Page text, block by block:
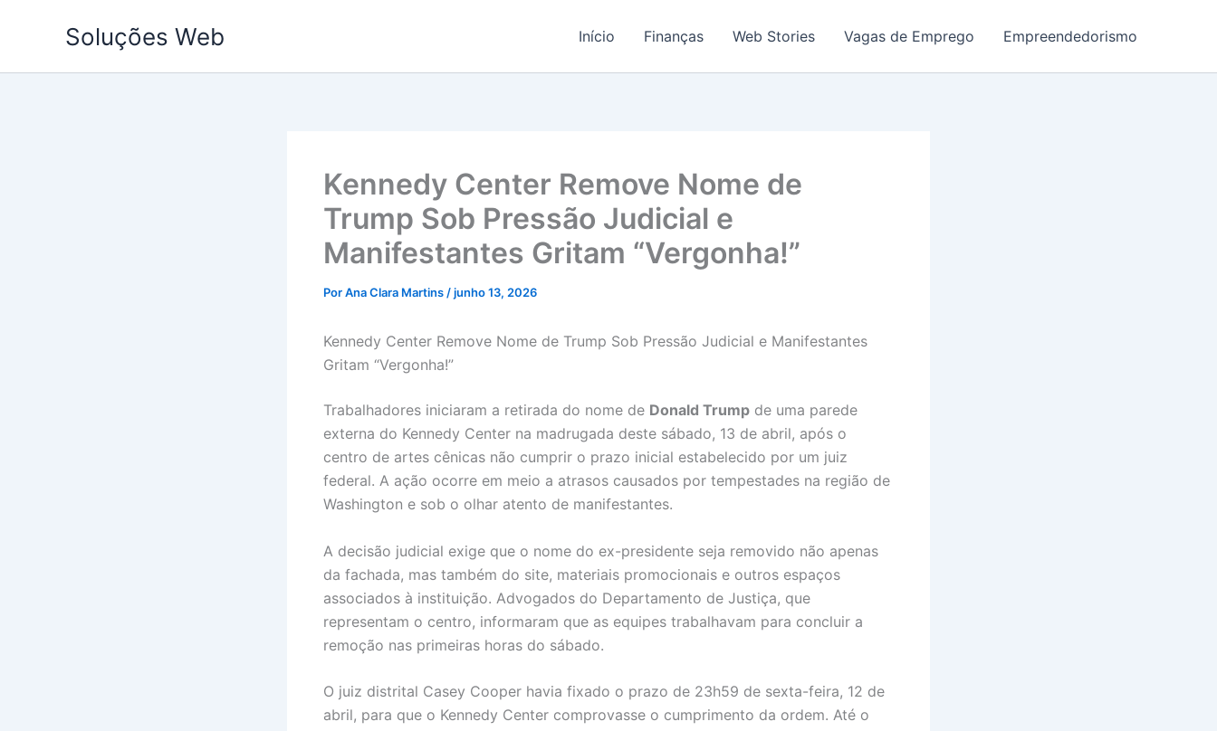
Soluções Web Início Finanças Web Stories Vagas de Emprego Empreendedorismo
Kennedy Center Remove Nome de
Trump Sob Pressão Judicial e
Manifestantes Gritam “Vergonha!”
PorAna Clara Martins /junho 13, 2026
Kennedy Center Remove Nome de Trump Sob Pressão Judicial e Manifestantes
Gritam “Vergonha!”
Trabalhadores iniciaram a retirada do nome de Donald Trump de uma parede
externa do Kennedy Center na madrugada deste sábado, 13 de abril, após o
centro de artes cênicas não cumprir o prazo inicial estabelecido por um juiz
federal. A ação ocorre em meio a atrasos causados por tempestades na região de
Washington e sob o olhar atento de manifestantes.
A decisão judicial exige que o nome do ex-presidente seja removido não apenas
da fachada, mas também do site, materiais promocionais e outros espaços
associados à instituição. Advogados do Departamento de Justiça, que
representam o centro, informaram que as equipes trabalhavam para concluir a
remoção nas primeiras horas do sábado.
O juiz distrital Casey Cooper havia fixado o prazo de 23h59 de sexta-feira, 12 de
abril, para que o Kennedy Center comprovasse o cumprimento da ordem. Até o